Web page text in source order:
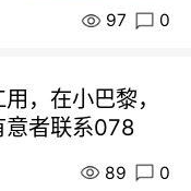
97 0
，在小巴黎，
意者联系078
89 0